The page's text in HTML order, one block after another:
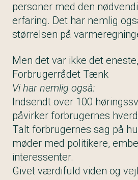
personer med den
erfaring. Det har nemlig
størrelsen på
Men det var ikke det
Forbrugerrådet Tænk
Vi har nemlig også:
Indsendt over 100
påvirker forbrugernes
Talt forbrugernes sag på
møder med politikere,
interessenter.
Givet værdifuld viden og